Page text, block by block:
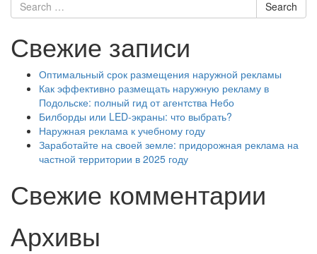
for
Search
Свежие записи
Оптимальный срок размещения наружной рекламы
Как эффективно размещать наружную рекламу в
Подольске: полный гид от агентства Небо
Билборды или LED-экраны: что выбрать?
Наружная реклама к учебному году
Заработайте на своей земле: придорожная реклама на
частной территории в 2025 году
Свежие комментарии
Архивы